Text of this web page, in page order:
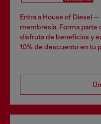
Entra a House of Diesel
membresía. Forma parte
disfruta de beneficios y
10% de descuento en tu